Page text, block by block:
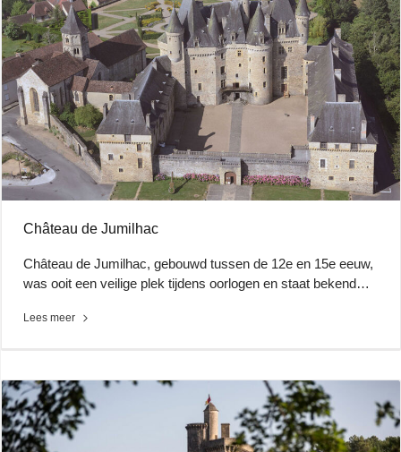
Château de Jumilhac
Château de Jumilhac, gebouwd tussen de 12e en 15e eeuw,
was ooit een veilige plek tijdens oorlogen en staat bekend…
Lees meer